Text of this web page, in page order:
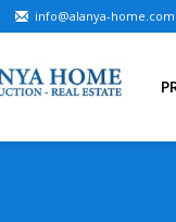
info@alanya-home.com